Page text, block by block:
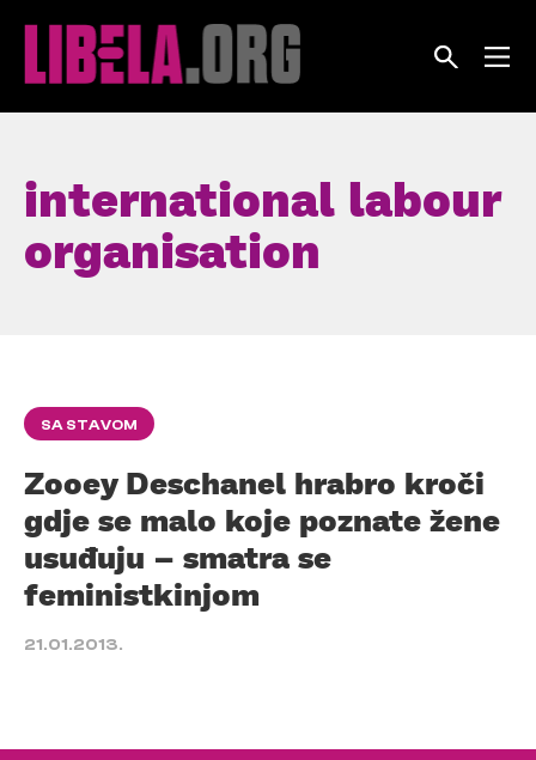
international labour
organisation
SA STAVOM
Zooey Deschanel hrabro kroči
gdje se malo koje poznate žene
usuđuju – smatra se
feministkinjom
21.01.2013.